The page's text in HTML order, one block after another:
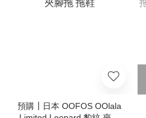
預購┃日本 OOFOS OOlala